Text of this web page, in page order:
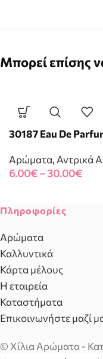
Μπορεί επίσης
30187 Eau De
Αρώματα, Αντρικά
6.00€–30.00€
Πληροφορίες
Αρώματα
Καλλυντικά
Κάρτα μέλους
Η εταιρεία
Καταστήματα
Επικοινωνήστε μαζί
© Χίλια Αρώματα -